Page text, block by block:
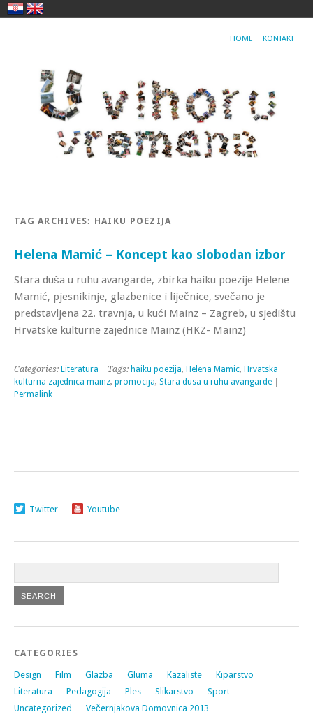
HOME KONTAKT
TAG ARCHIVES: HAIKU POEZIJA
Helena Mamić – Koncept kao slobodan izbor
Stara duša u ruhu avangarde, zbirka haiku poezije Helene
Mamić, pjesnikinje, glazbenice i liječnice, svečano je
predstavljena 22. travnja, u kući Mainz – Zagreb, u sjedištu
Hrvatske kulturne zajednice Mainz (HKZ- Mainz)
Categories: Literatura | Tags: haiku poezija, Helena Mamic, Hrvatska
kulturna zajednica mainz, promocija, Stara dusa u ruhu avangarde
Permalink
Twitter Youtube
CATEGORIES
Design Film Glazba Gluma Kazaliste
Kiparstvo
Literatura
Pedagogija Ples Slikarstvo
Sport
Uncategorized
Večernjakova Domovnica 2013